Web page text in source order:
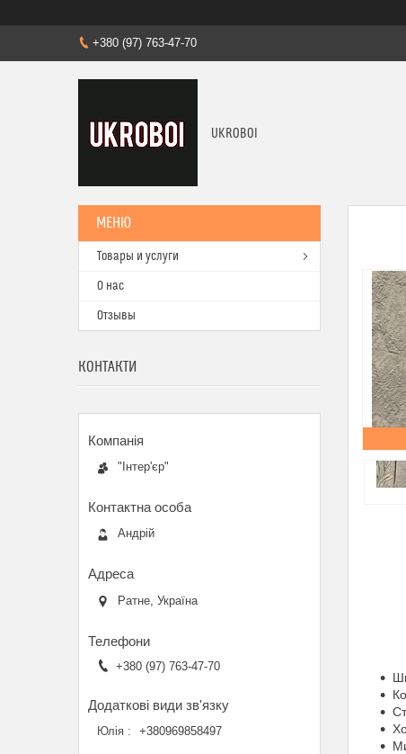
+380 (97) 763-47-70
UKROBOI
Товары и услуги
О нас
Отзывы
КОНТАКТИ
"Інтер'єр"
Андрій
Ратне, Україна
+380 (97) 763-47-70
Юлія +380969858497